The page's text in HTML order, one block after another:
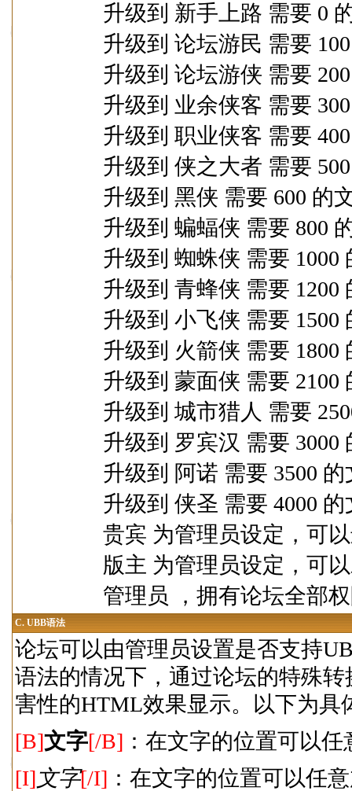
升级到 新手上路 需要 0 的
升级到 论坛游民 需要 100
升级到 论坛游侠 需要 200
升级到 业余侠客 需要 300
升级到 职业侠客 需要 400
升级到 侠之大者 需要 500
升级到 黑侠 需要 600 的文
升级到 蝙蝠侠 需要 800 的
升级到 蜘蛛侠 需要 1000
升级到 青蜂侠 需要 1200
升级到 小飞侠 需要 1500
升级到 火箭侠 需要 1800
升级到 蒙面侠 需要 2100
升级到 城市猎人 需要 2500
升级到 罗宾汉 需要 3000
升级到 阿诺 需要 3500 的
升级到 侠圣 需要 4000 的
贵宾 为管理员设定，可以
版主 为管理员设定，可以对
管理员 ，拥有论坛全部权
C.UBB语法
论坛可以由管理员设置是否支持
语法的情况下，通过论坛的特殊
害性的HTML效果显示。以下为具
[B]文字[/B] ：在文字的位置可以
[I]文字[/I] ：在文字的位置可以任